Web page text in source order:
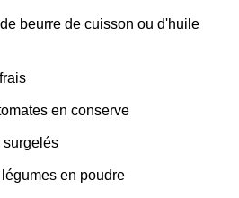
beurre de cuisson ou d'huile
en conserve
surgelés
en poudre